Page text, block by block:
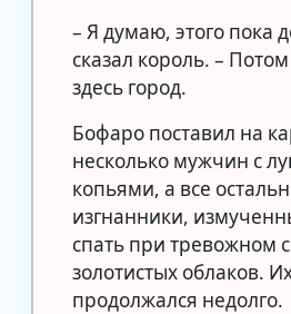
– Я думаю, этого пока
сказал король. –
здесь город.
Бофаро поставил на
несколько мужчин с
копьями, а все
изгнанники,
спать при тревожном
золотистых облаков.
продолжался недолго.